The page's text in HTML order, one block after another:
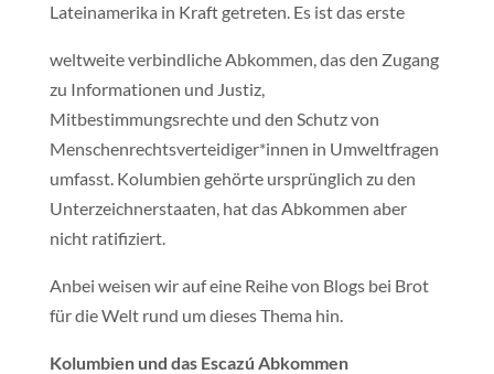
Lateinamerika in Kraft getreten. Es ist das erste
weltweite verbindliche Abkommen, das den Zugang
zu Informationen und Justiz,
Mitbestimmungsrechte und den Schutz von
Menschenrechtsverteidiger*innen in Umweltfragen
umfasst. Kolumbien gehörte ursprünglich zu den
Unterzeichnerstaaten, hat das Abkommen aber
nicht ratifiziert.
Anbei weisen wir auf eine Reihe von Blogs bei Brot
für die Welt rund um dieses Thema hin.
Kolumbien und das Escazú Abkommen